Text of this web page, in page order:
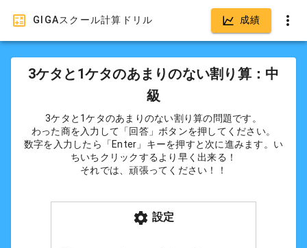
GIGAスクール計算ドリル 成績
3ケタと1ケタのあまりのない割り算：中
級
3ケタと1ケタのあまりのない割り算の問題です。
わった商を入力して「回答」ボタンを押してください。
数字を入力したら「Enter」キーを押すと次に進みます。い
ちいちクリックするより早く出来る！
それでは、頑張ってください！！
設定